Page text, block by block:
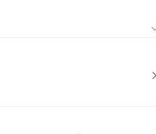
una de las razas más
sobre esta raza de perro.
esta búsqueda guarda tu